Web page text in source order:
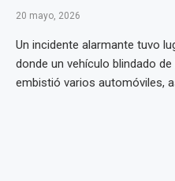
20 mayo, 2026
Un incidente alarmante tuvo
donde un vehículo blindado
embistió varios automóviles,